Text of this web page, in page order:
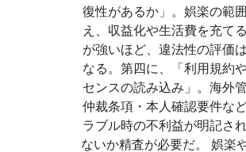
復性があるか」。娯楽の範
え、収益化や生活費を充て
が強いほど、違法性の評価
なる。第四に、「利用規約
センスの読み込み」。海外
仲裁条項・本人確認要件な
ラブル時の不利益が明記さ
ないか精査が必要だ。 娯楽